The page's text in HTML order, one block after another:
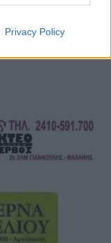
Privacy Policy
και γιος
με φορτηγό